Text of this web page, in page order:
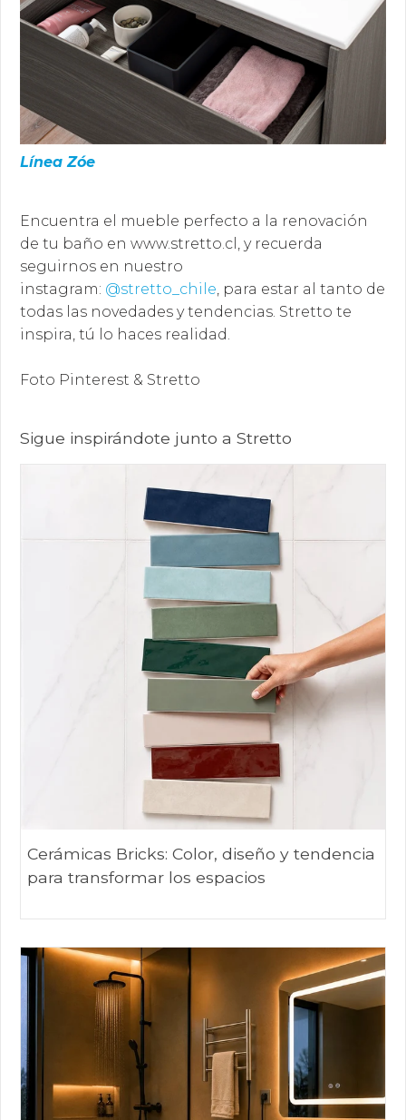
Línea Zóe
Encuentra el mueble perfecto a la renovación
de tu baño en www.stretto.cl, y recuerda
seguirnos en nuestro
instagram: @stretto_chile, para estar al tanto de
todas las novedades y tendencias. Stretto te
inspira, tú lo haces realidad.
Foto Pinterest & Stretto
Sigue inspirándote junto a Stretto
Cerámicas Bricks: Color, diseño y tendencia
para transformar los espacios